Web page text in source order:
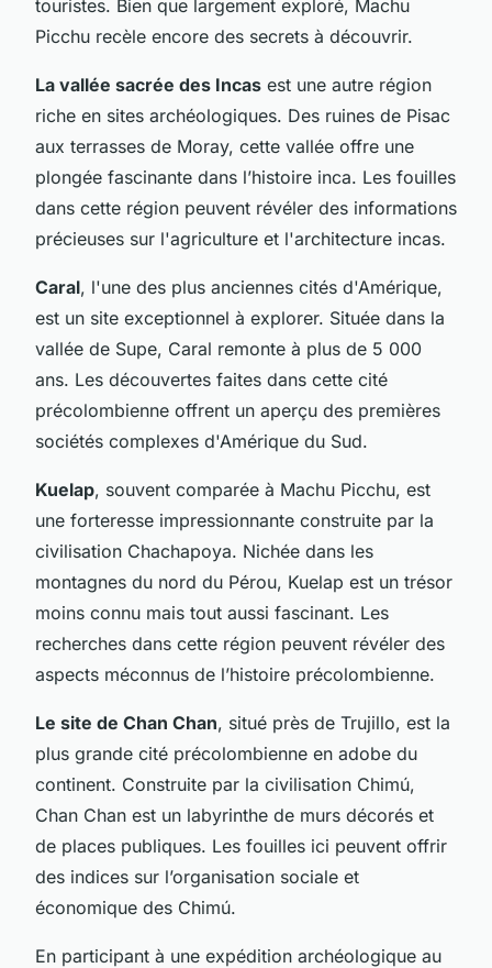
touristes. Bien que largement exploré, Machu
Picchu recèle encore des secrets à découvrir.
La vallée sacrée des Incas est une autre région
riche en sites archéologiques. Des ruines de Pisac
aux terrasses de Moray, cette vallée offre une
plongée fascinante dans l’histoire inca. Les fouilles
dans cette région peuvent révéler des informations
précieuses sur l'agriculture et l'architecture incas.
Caral, l'une des plus anciennes cités d'Amérique,
est un site exceptionnel à explorer. Située dans la
vallée de Supe, Caral remonte à plus de 5 000
ans. Les découvertes faites dans cette cité
précolombienne offrent un aperçu des premières
sociétés complexes d'Amérique du Sud.
Kuelap, souvent comparée à Machu Picchu, est
une forteresse impressionnante construite par la
civilisation Chachapoya. Nichée dans les
montagnes du nord du Pérou, Kuelap est un trésor
moins connu mais tout aussi fascinant. Les
recherches dans cette région peuvent révéler des
aspects méconnus de l’histoire précolombienne.
Le site de Chan Chan, situé près de Trujillo, est la
plus grande cité précolombienne en adobe du
continent. Construite par la civilisation Chimú,
Chan Chan est un labyrinthe de murs décorés et
de places publiques. Les fouilles ici peuvent offrir
des indices sur l’organisation sociale et
économique des Chimú.
En participant à une expédition archéologique au